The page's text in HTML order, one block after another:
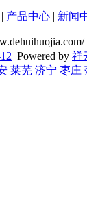
| 产品中心 | 新闻
Powered by 祥
莱芜 济宁 枣庄